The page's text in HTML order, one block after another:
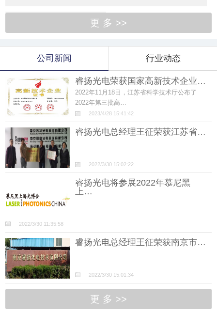
更 多 >>
公司新闻 行业动态
睿扬光电荣获国家高新技术企业…
2022年11月18日，江苏省科学技术厅公布了
2022年第三批高…
2023/4/28 15:41:42
睿扬光电总经理王征荣获江苏省…
2022/3/30 15:02:22
睿扬光电将参展2022年慕尼黑
上…
2022/3/30 11:35:58
睿扬光电总经理王征荣获南京市…
2022/3/30 15:01:34
更 多 >>